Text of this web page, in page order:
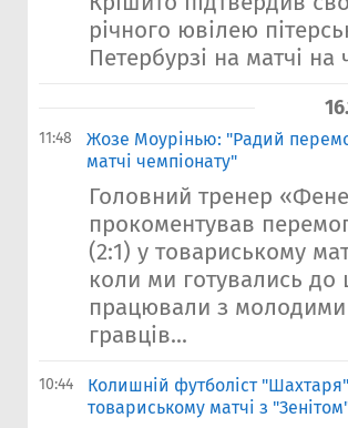
річного ювілею
Петербурзі на матчі на
11:48
Жозе Моурінью: "Радий
матчі чемпіонату"
Головний тренер
прокоментував
(2:1) у товариському
коли ми готувались до
працювали з молодими
гравців...
10:44
Колишній футболіст
товариському матчі з